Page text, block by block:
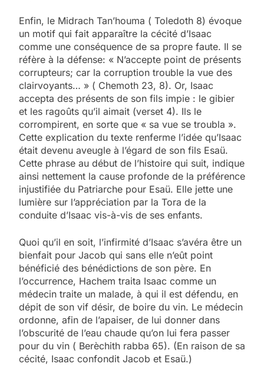
Enfin, le Midrach Tan’houma ( Toledoth 8) évoque
un motif qui fait apparaître la cécité d’Isaac
comme une conséquence de sa propre faute. Il se
réfère à la défense: « N’accepte point de présents
corrupteurs; car la corruption trouble la vue des
clairvoyants… » ( Chemoth 23, 8). Or, Isaac
accepta des présents de son fils impie : le gibier
et les ragoûts qu’il aimait (verset 4). Ils le
corrompirent, en sorte que « sa vue se troubla ».
Cette explication du texte renferme l’idée qu’Isaac
était devenu aveugle à l’égard de son fils Esaü.
Cette phrase au début de l’histoire qui suit, indique
ainsi nettement la cause profonde de la préférence
injustifiée du Patriarche pour Esaü. Elle jette une
lumière sur l’appréciation par la Tora de la
conduite d’Isaac vis-à-vis de ses enfants.
Quoi qu’il en soit, l’infirmité d’Isaac s’avéra être un
bienfait pour Jacob qui sans elle n’eût point
bénéficié des bénédictions de son père. En
l’occurrence, Hachem traita Isaac comme un
médecin traite un malade, à qui il est défendu, en
dépit de son vif désir, de boire du vin. Le médecin
ordonne, afin de l’apaiser, de lui donner dans
l’obscurité de l’eau chaude qu’on lui fera passer
pour du vin ( Berèchith rabba 65). (En raison de sa
cécité, Isaac confondit Jacob et Esaü.)